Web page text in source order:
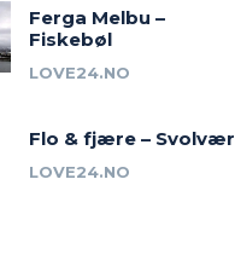
Ferga Melbu –
Fiskebøl
LOVE24.NO
Flo & fjære – Svolvær
LOVE24.NO